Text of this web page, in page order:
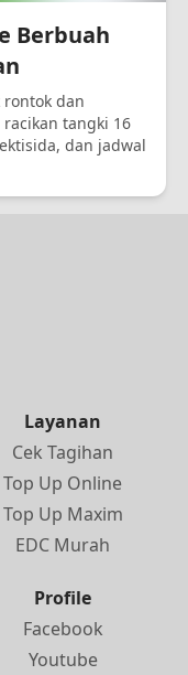
Berbuah
dan
tangki 16
dan jadwal
Layanan
Cek Tagihan
Top Up Online
Top Up Maxim
EDC Murah
Profile
Facebook
Youtube